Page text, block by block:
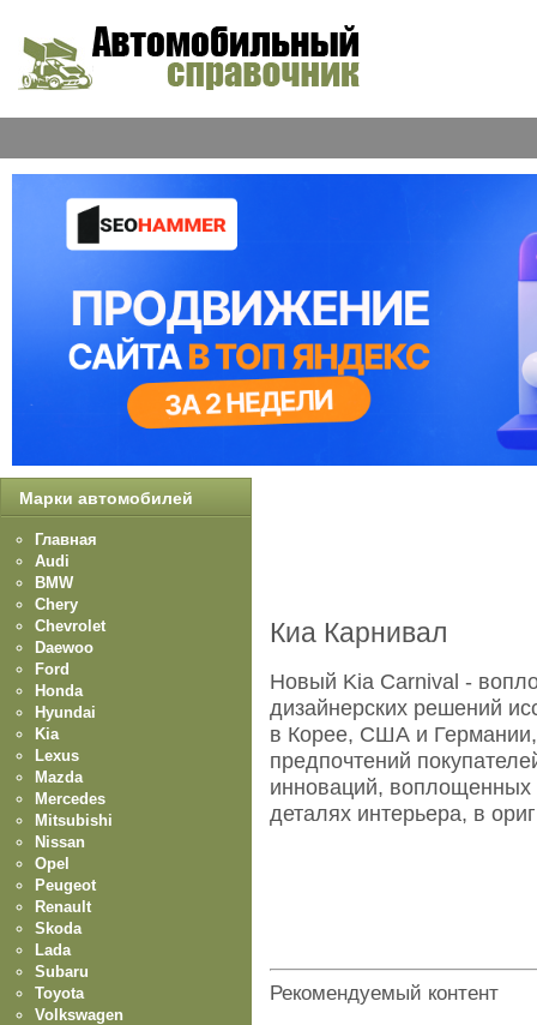
Киа Карнивал
Новый Kia Carnival -
дизайнерских решений
в Корее, США и
предпочтений
инноваций,
деталях интерьера, в
Рекомендуемый контент
Марки автомобилей
Главная
Audi
BMW
Chery
Chevrolet
Daewoo
Ford
Honda
Hyundai
Kia
Lexus
Mazda
Mercedes
Mitsubishi
Nissan
Opel
Peugeot
Renault
Skoda
Lada
Subaru
Toyota
Volkswagen